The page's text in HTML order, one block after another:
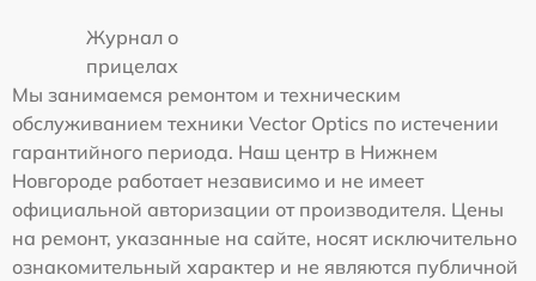
Журнал о
прицелах
Мы занимаемся ремонтом и техническим
обслуживанием техники Vector Optics по истечении
гарантийного периода. Наш центр в Нижнем
Новгороде работает независимо и не имеет
официальной авторизации от производителя. Цены
на ремонт, указанные на сайте, носят исключительно
ознакомительный характер и не являются публичной